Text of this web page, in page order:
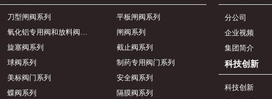
刀型闸阀系列
氧化铝专用阀和放料阀系列
旋塞阀系列
球阀系列
美标阀门系列
蝶阀系列
科技创新
分公司
企业视频
集团简介
平板闸阀系列
闸阀系列
截止阀系列
制药专用阀门系列
安全阀系列
隔膜阀系列
科技创新